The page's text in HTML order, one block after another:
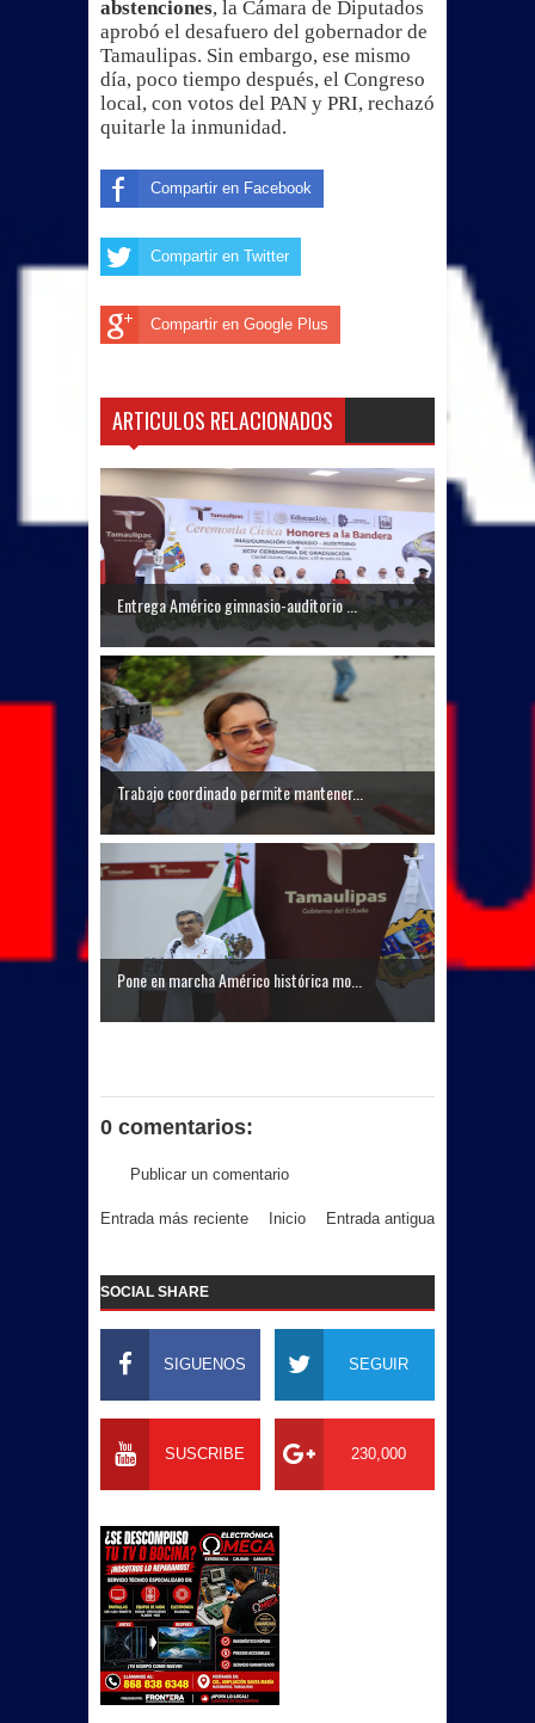
abstenciones, la Cámara de Diputados
aprobó el desafuero del gobernador de
Tamaulipas. Sin embargo, ese mismo
día, poco tiempo después, el Congreso
local, con votos del PAN y PRI, rechazó
quitarle la inmunidad.
Compartir en Facebook
Compartir en Twitter
Compartir en Google Plus
ARTICULOS RELACIONADOS
Entrega Américo gimnasio-auditorio ...
Trabajo coordinado permite mantener...
Pone en marcha Américo histórica mo...
0 comentarios:
Publicar un comentario
Entrada más reciente Entrada antigua
Inicio
SOCIAL SHARE
SIGUENOS SEGUIR
SUSCRIBE 230,000